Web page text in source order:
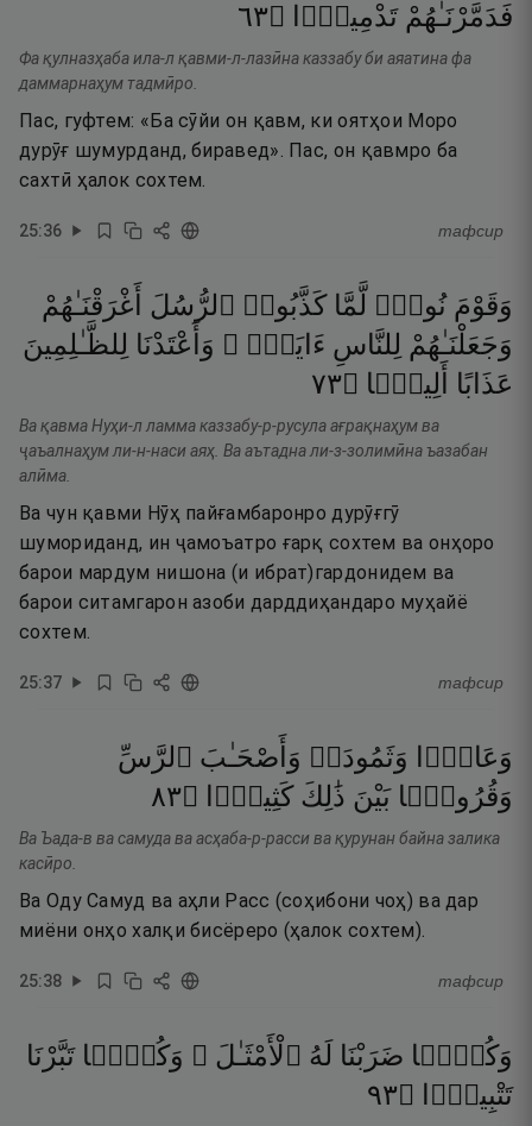
فَدَمَّرْنَـٰهُمْ تَدْمِيرًۭا ۝٣٦
Фа қулназҳаба ила-л қавми-л-лазӣна каззабу би аяатина фа
даммарнаҳум тадмӣро.
Пас, гуфтем: «Ба сӯйи он қавм, ки оятҳои Моро
дурӯғ шумурданд, биравед». Пас, он қавмро ба
сахтӣ ҳалок сохтем.
25:36 тафсир
وَقَوْمَ نُوحٍۢ لَّمَّا كَذَّبُوا۟ ٱلرُّسُلَ أَغْرَقْنَـٰهُمْ
وَجَعَلْنَـٰهُمْ لِلنَّاسِ ءَايَةًۭ ۖ وَأَعْتَدْنَا لِلظَّـٰلِمِينَ
عَذَابًا
أَلِيمًۭا ۝٣٧
Ва қавма Нуҳи-л ламма каззабу-р-русула ағрақнаҳум ва
ҷаъалнаҳум ли-н-наси аяҳ. Ва аътадна ли-з-золимӣна ъазабан
алӣма.
Ва чун қавми Нӯҳ пайғамбаронро дурӯғгӯ
шумориданд, ин ҷамоъатро ғарқ сохтем ва онҳоро
барои мардум нишона (и ибрат)гардонидем ва
барои ситамгарон азоби дарддиҳандаро муҳайё
сохтем.
25:37 тафсир
وَعَادًۭا وَثَمُودَا۟ وَأَصْحَـٰبَ ٱلرَّسِّ
وَقُرُونًۢا بَيْنَ ذَٰلِكَ كَثِيرًۭا ۝٣٨
Ва Ъада-в ва самуда ва асҳаба-р-расси ва қурунан байна залика
касӣро.
Ва Оду Самуд ва аҳли Расс (соҳибони чоҳ) ва дар
миёни онҳо халқи бисёреро (ҳалок сохтем).
25:38 тафсир
وَكُلًّۭا ضَرَبْنَا لَهُ ٱلْأَمْثَـٰلَ ۖ وَكُلًّۭا تَبَّرْنَا
تَتْبِيرًۭا
۝٣٩